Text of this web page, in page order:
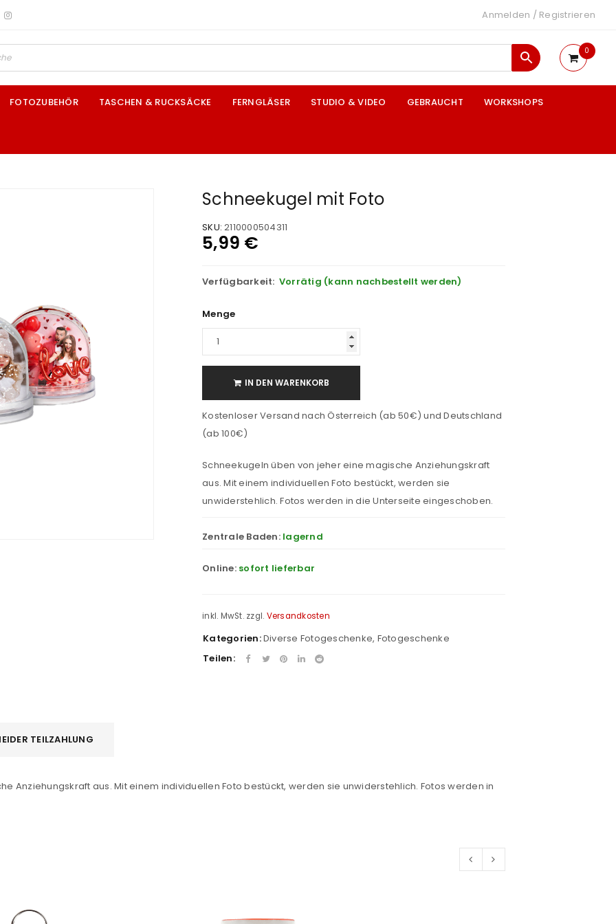
*
durchWP Captcha
E-Mail-Adresse*
Anmelden / Registrieren
0
FOTOZUBEHÖR TASCHEN & RUCKSÄCKE FERNGLÄSER STUDIO & VIDEO GEBRAUCHT WORKSHOPS
Schneekugel mit Foto
SKU: 2110000504311
5,99 €
Verfügbarkeit: Vorrätig (kann nachbestellt werden)
Menge
IN DEN WARENKORB
Kostenloser Versand nach Österreich (ab 50€) und Deutschland
(ab 100€)
Schneekugeln üben von jeher eine magische Anziehungskraft
aus. Mit einem individuellen Foto bestückt, werden sie
unwiderstehlich. Fotos werden in die Unterseite eingeschoben.
Zentrale Baden: lagernd
Online: sofort lieferbar
inkl. MwSt. zzgl. Versandkosten
Kategorien:Diverse Fotogeschenke, Fotogeschenke
Teilen:
TEILZAHLUNG
Anziehungskraft aus. Mit einem individuellen Foto bestückt, werden sie unwiderstehlich. Fotos werden in